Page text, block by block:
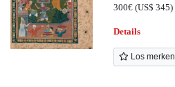
300€(US$ 345)
Details
Los merken